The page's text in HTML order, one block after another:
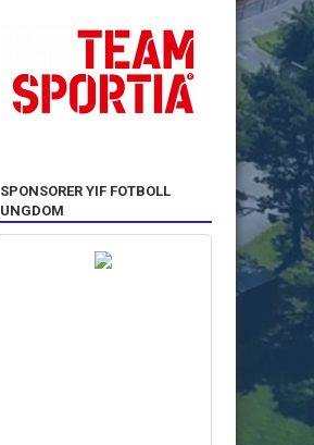
SPONSORER YIF FOTBOLL
UNGDOM